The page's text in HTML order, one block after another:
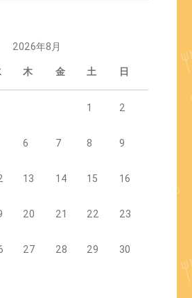
2026年8月
木 金 土 日
1 2
6 7 8 9
13 14 15 16
20 21 22 23
27 28 29 30